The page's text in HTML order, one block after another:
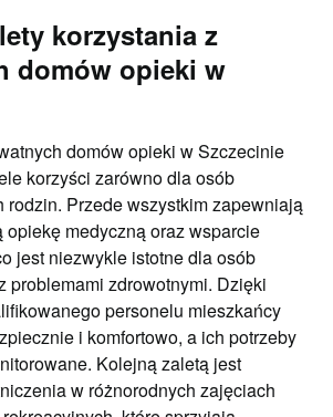
korzystania z
domów opieki w
domów opieki w Szczecinie
korzyści zarówno dla osób
rodzin. Przede wszystkim zapewniają
opiekę medyczną oraz wsparcie
jest niezwykle istotne dla osób
problemami zdrowotnymi. Dzięki
personelu mieszkańcy
i komfortowo, a ich potrzeby
Kolejną zaletą jest
w różnorodnych zajęciach